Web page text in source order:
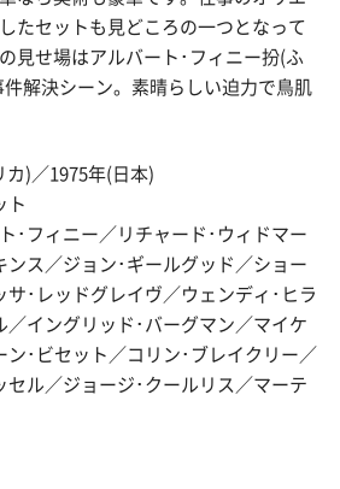
たセットも見どころの一つとなって
見せ場はアルバート･フィニー扮(ふ
解決シーン。素晴らしい迫力で鳥肌
カ)／1975年(日本)
ト
･フィニー／リチャード･ウィドマー
ンス／ジョン･ギールグッド／ショー
サ･レッドグレイヴ／ウェンディ･ヒラ
／イングリッド･バーグマン／マイケ
ン･ビセット／コリン･ブレイクリー／
セル／ジョージ･クールリス／マーテ